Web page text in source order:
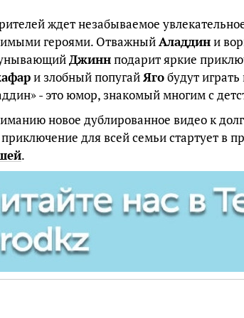
ждет незабываемое
героями. ОтважныйАладдини
Джиннподарит яркие
и злобный попугайЯгобудут
- это юмор, знакомый многим с
новое дублированное видео к
для всей семьи стартует в
.